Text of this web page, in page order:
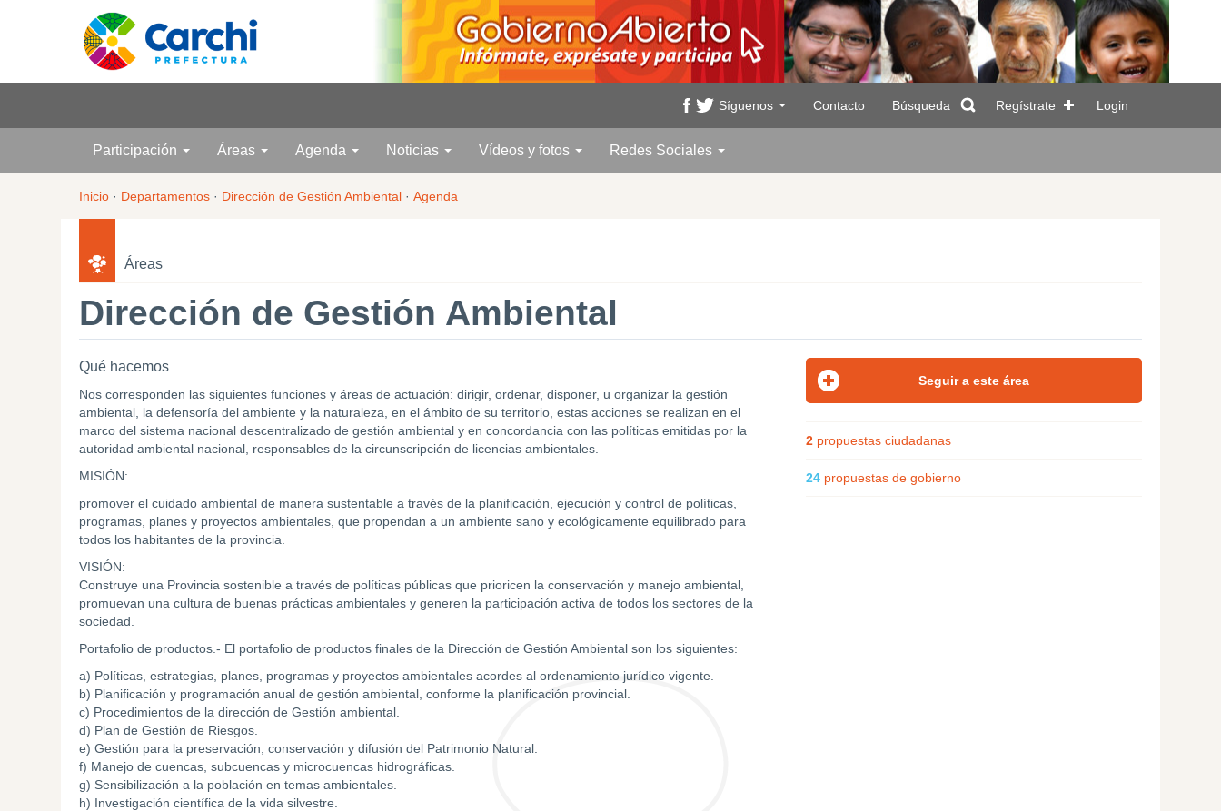
Síguenos Contacto Búsqueda Regístrate Login
Participación Áreas Agenda Noticias Vídeos y fotos Redes Sociales
Inicio · Departamentos · Dirección de Gestión Ambiental · Agenda
Áreas
Dirección de Gestión Ambiental
Qué hacemos
Nos corresponden las siguientes funciones y áreas de actuación: dirigir, ordenar, disponer, u organizar la gestión
ambiental, la defensoría del ambiente y la naturaleza, en el ámbito de su territorio, estas acciones se realizan en el
marco del sistema nacional descentralizado de gestión ambiental y en concordancia con las políticas emitidas por la
autoridad ambiental nacional, responsables de la circunscripción de licencias ambientales.
MISIÓN:
promover el cuidado ambiental de manera sustentable a través de la planificación, ejecución y control de políticas,
programas, planes y proyectos ambientales, que propendan a un ambiente sano y ecológicamente equilibrado para
todos los habitantes de la provincia.
VISIÓN:
Construye una Provincia sostenible a través de políticas públicas que prioricen la conservación y manejo ambiental,
promuevan una cultura de buenas prácticas ambientales y generen la participación activa de todos los sectores de la
sociedad.
Portafolio de productos.- El portafolio de productos finales de la Dirección de Gestión Ambiental son los siguientes:
a) Políticas, estrategias, planes, programas y proyectos ambientales acordes al ordenamiento jurídico vigente.
b) Planificación y programación anual de gestión ambiental, conforme la planificación provincial.
c) Procedimientos de la dirección de Gestión ambiental.
d) Plan de Gestión de Riesgos.
e) Gestión para la preservación, conservación y difusión del Patrimonio Natural.
f) Manejo de cuencas, subcuencas y microcuencas hidrográficas.
g) Sensibilización a la población en temas ambientales.
h) Investigación científica de la vida silvestre.
2 propuestas ciudadanas
24 propuestas de gobierno